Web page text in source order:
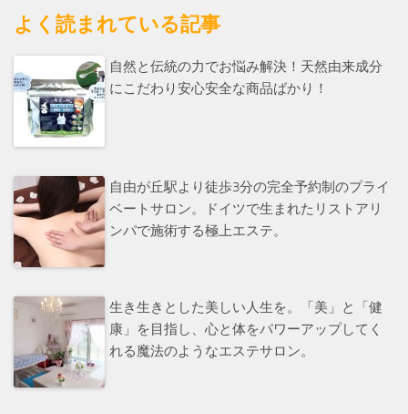
よく読まれている記事
自然と伝統の力でお悩み解決！天然由来成分
にこだわり安心安全な商品ばかり！
自由が丘駅より徒歩3分の完全予約制のプライ
ベートサロン。ドイツで生まれたリストアリ
ンパで施術する極上エステ。
生き生きとした美しい人生を。「美」と「健
康」を目指し、心と体をパワーアップしてく
れる魔法のようなエステサロン。